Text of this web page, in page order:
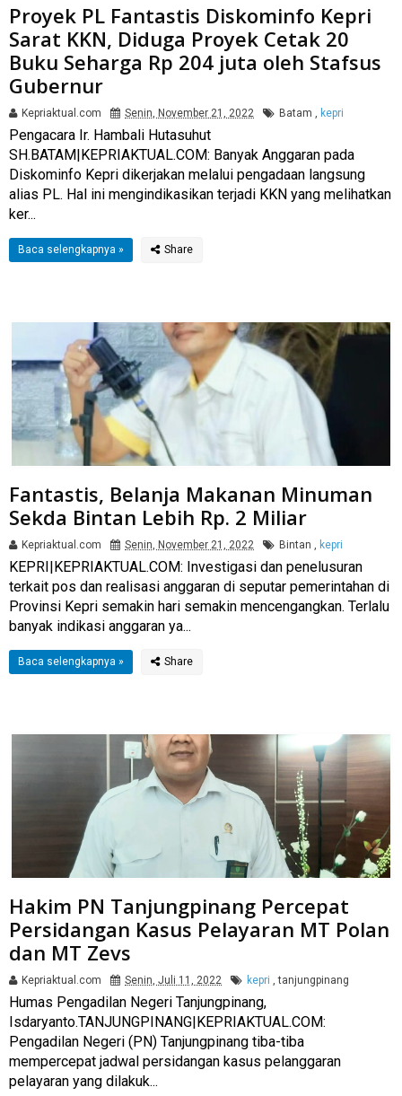
Proyek PL Fantastis Diskominfo Kepri
Sarat KKN, Diduga Proyek Cetak 20
Buku Seharga Rp 204 juta oleh Stafsus
Gubernur
Kepriaktual.com Senin, November 21, 2022 Batam kepri
Pengacara Ir. Hambali Hutasuhut
SH.BATAM|KEPRIAKTUAL.COM: Banyak Anggaran pada
Diskominfo Kepri dikerjakan melalui pengadaan langsung
alias PL. Hal ini mengindikasikan terjadi KKN yang melihatkan
ker...
Baca selengkapnya »
Fantastis, Belanja Makanan Minuman
Sekda Bintan Lebih Rp. 2 Miliar
Kepriaktual.com Senin, November 21, 2022 Bintan kepri
KEPRI|KEPRIAKTUAL.COM: Investigasi dan penelusuran
terkait pos dan realisasi anggaran di seputar pemerintahan di
Provinsi Kepri semakin hari semakin mencengangkan. Terlalu
banyak indikasi anggaran ya...
Baca selengkapnya »
Hakim PN Tanjungpinang Percepat
Persidangan Kasus Pelayaran MT Polan
dan MT Zevs
Kepriaktual.com Senin, Juli 11, 2022 kepri tanjungpinang
Humas Pengadilan Negeri Tanjungpinang,
Isdaryanto.TANJUNGPINANG|KEPRIAKTUAL.COM:
Pengadilan Negeri (PN) Tanjungpinang tiba-tiba
mempercepat jadwal persidangan kasus pelanggaran
pelayaran yang dilakuk...